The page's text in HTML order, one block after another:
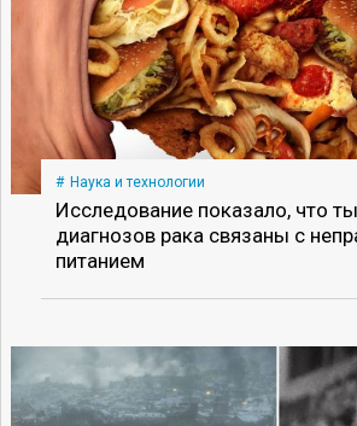
Наука и технологии
Исследование показало, что
диагнозов рака связаны с
питанием